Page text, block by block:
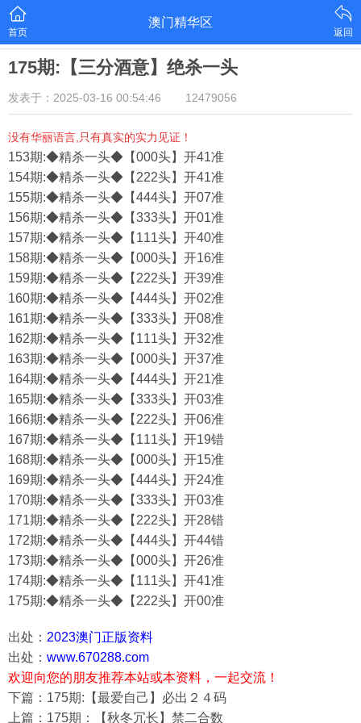
首页
澳门精华区
返回
175期:【三分酒意】绝杀一头
发表于：2025-03-16 00:54:46 12479056
没有华丽语言,只有真实的实力见证！
153期:◆精杀一头◆【000头】开41准
154期:◆精杀一头◆【222头】开41准
155期:◆精杀一头◆【444头】开07准
156期:◆精杀一头◆【333头】开01准
157期:◆精杀一头◆【111头】开40准
158期:◆精杀一头◆【000头】开16准
159期:◆精杀一头◆【222头】开39准
160期:◆精杀一头◆【444头】开02准
161期:◆精杀一头◆【333头】开08准
162期:◆精杀一头◆【111头】开32准
163期:◆精杀一头◆【000头】开37准
164期:◆精杀一头◆【444头】开21准
165期:◆精杀一头◆【333头】开03准
166期:◆精杀一头◆【222头】开06准
167期:◆精杀一头◆【111头】开19错
168期:◆精杀一头◆【000头】开15准
169期:◆精杀一头◆【444头】开24准
170期:◆精杀一头◆【333头】开03准
171期:◆精杀一头◆【222头】开28错
172期:◆精杀一头◆【444头】开44错
173期:◆精杀一头◆【000头】开26准
174期:◆精杀一头◆【111头】开41准
175期:◆精杀一头◆【222头】开00准
出处： 2023澳门正版资料
出处： www.670288.com
欢迎向您的朋友推荐本站或本资料，一起交流！
下篇：175期:【最爱自己】必出２４码
上篇：175期：【秋冬冗长】禁二合数